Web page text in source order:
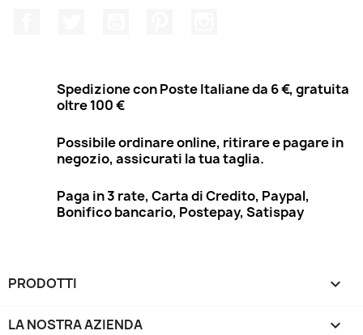
Spedizione con Poste Italiane da 6 €, gratuita
oltre 100 €
Possibile ordinare online, ritirare e pagare in
negozio, assicurati la tua taglia.
Paga in 3 rate, Carta di Credito, Paypal,
Bonifico bancario, Postepay, Satispay
PRODOTTI 
LA NOSTRA AZIENDA 